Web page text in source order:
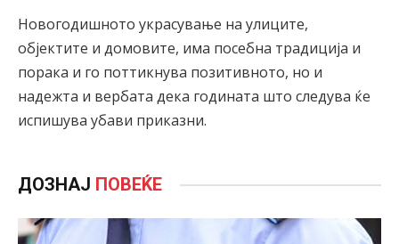
Новогодишното украсување на улиците,
објектите и домовите, има посебна традиција и
порака и го поттикнува позитивното, но и
надежта и вербата дека годината што следува ќе
испишува убави приказни.
ДОЗНАЈ ПОВЕЌЕ